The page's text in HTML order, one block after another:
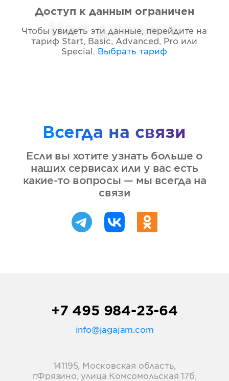
Нет данных
Доступ к данным ограничен
Чтобы увидеть эти данные, перейдите на
тариф Start, Basic, Advanced, Pro или
Special . Выбрать тариф
Всегда на связи
Если вы хотите узнать больше о
наших сервисах или у вас есть
какие-то вопросы — мы всегда на
связи
+7 495 984-23-64
info@jagajam.com
141195, Московская область,
г.Фрязино, улица Комсомольская 17б,